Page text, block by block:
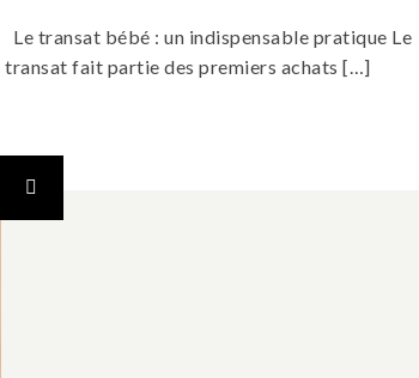
Le transat bébé : un indispensable pratique Le
transat fait partie des premiers achats […]